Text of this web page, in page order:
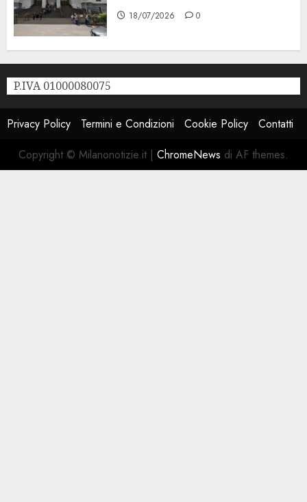
18/07/2026 0
P.IVA 01000080075
Privacy Policy Termini e Condizioni Cookie Policy
Contatti
Copyright © Milanonotizie.it | ChromeNews di AF themes.